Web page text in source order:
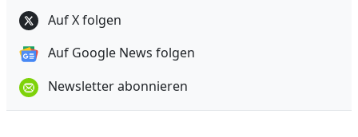
Auf X folgen
Auf Google News folgen
Newsletter abonnieren